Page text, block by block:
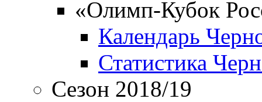
«Олимп-Кубок
Календарь
Статистика
Сезон 2018/19